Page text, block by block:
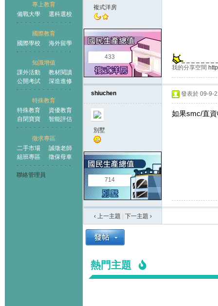
專上教育
備戰大學
選科選校
國際教育
國際學校
海外留學
知識增值
課外活動
教材閱讀
公開考試
深造進修
特殊教育
特殊教育
資優教育
自閉寶寶
智能評估
徵求專區
二手市場
誠徵老師
組班專區
徵保母車
聯絡管理員
複式洋房
433
我的分享空間
shiuchen
別墅
714
發表於 09-9-
如果smc/直
‹ 上一主題 下一主題 ›
熱門主題